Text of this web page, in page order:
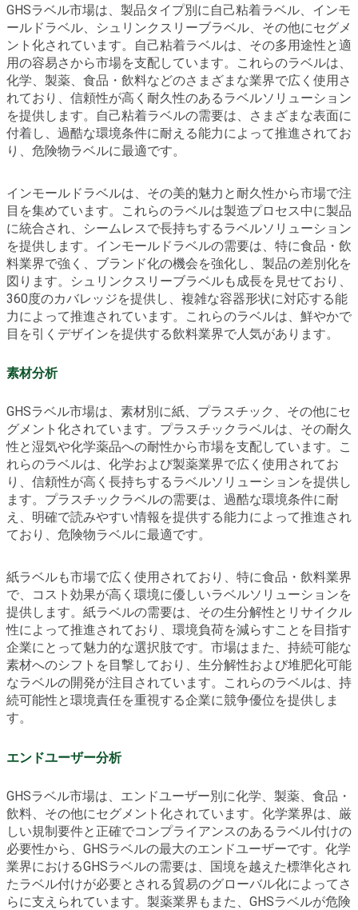
GHSラベル市場は、製品タイプ別に自己粘着ラベル、インモ
ールドラベル、シュリンクスリーブラベル、その他にセグメ
ント化されています。自己粘着ラベルは、その多用途性と適
用の容易さから市場を支配しています。これらのラベルは、
化学、製薬、食品・飲料などのさまざまな業界で広く使用さ
れており、信頼性が高く耐久性のあるラベルソリューション
を提供します。自己粘着ラベルの需要は、さまざまな表面に
付着し、過酷な環境条件に耐える能力によって推進されてお
り、危険物ラベルに最適です。
インモールドラベルは、その美的魅力と耐久性から市場で注
目を集めています。これらのラベルは製造プロセス中に製品
に統合され、シームレスで長持ちするラベルソリューション
を提供します。インモールドラベルの需要は、特に食品・飲
料業界で強く、ブランド化の機会を強化し、製品の差別化を
図ります。シュリンクスリーブラベルも成長を見せており、
360度のカバレッジを提供し、複雑な容器形状に対応する能
力によって推進されています。これらのラベルは、鮮やかで
目を引くデザインを提供する飲料業界で人気があります。
素材分析
GHSラベル市場は、素材別に紙、プラスチック、その他にセ
グメント化されています。プラスチックラベルは、その耐久
性と湿気や化学薬品への耐性から市場を支配しています。こ
れらのラベルは、化学および製薬業界で広く使用されてお
り、信頼性が高く長持ちするラベルソリューションを提供し
ます。プラスチックラベルの需要は、過酷な環境条件に耐
え、明確で読みやすい情報を提供する能力によって推進され
ており、危険物ラベルに最適です。
紙ラベルも市場で広く使用されており、特に食品・飲料業界
で、コスト効果が高く環境に優しいラベルソリューションを
提供します。紙ラベルの需要は、その生分解性とリサイクル
性によって推進されており、環境負荷を減らすことを目指す
企業にとって魅力的な選択肢です。市場はまた、持続可能な
素材へのシフトを目撃しており、生分解性および堆肥化可能
なラベルの開発が注目されています。これらのラベルは、持
続可能性と環境責任を重視する企業に競争優位を提供しま
す。
エンドユーザー分析
GHSラベル市場は、エンドユーザー別に化学、製薬、食品・
飲料、その他にセグメント化されています。化学業界は、厳
しい規制要件と正確でコンプライアンスのあるラベル付けの
必要性から、GHSラベルの最大のエンドユーザーです。化学
業界におけるGHSラベルの需要は、国境を越えた標準化され
たラベル付けが必要とされる貿易のグローバル化によってさ
らに支えられています。製薬業界もまた、GHSラベルが危険